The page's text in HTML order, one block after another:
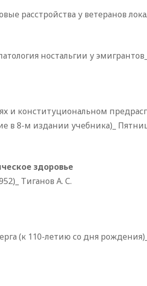
расстройства у ветеранов
ностальгии у
и конституциональном
в 8-м издании учебника)_
здоровье
Тиганов А. С.
(к 110-летию со дня рождения)_